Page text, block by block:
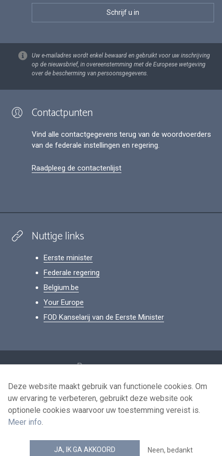
Uw e-mailadres wordt enkel bewaard en gebruikt voor uw inschrijving
op de nieuwsbrief, in overeenstemming met de Europese wetgeving
over de bescherming van persoonsgegevens.
Contactpunten
Vind alle contactgegevens terug van de woordvoerders
van de federale instellingen en regering.
Raadpleeg de contactenlijst
Nuttige links
Eerste minister
Federale regering
Belgium.be
Your Europe
FOD Kanselarij van de Eerste Minister
Persoonsgegevens
Voorwaarden voor het hergebruik
Contacteer ons
news.belgium RSS feed
Deze website maakt gebruik van functionele cookies. Om
uw ervaring te verbeteren, gebruikt deze website ook
optionele cookies waarvoor uw toestemming vereist is.
Meer info.
JA, IK GA AKKOORD Neen, bedankt